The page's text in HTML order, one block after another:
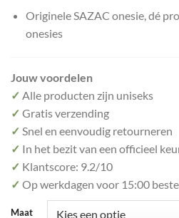
Originele SAZAC onesie, dé
onesies
Jouw voordelen
✓ Alle producten zijn uniseks
✓ Gratis verzending
✓ Snel en eenvoudig retourneren
✓ In het bezit van een officieel
✓ Klantscore: 9.2/10
✓ Op werkdagen voor 15:00
Maat